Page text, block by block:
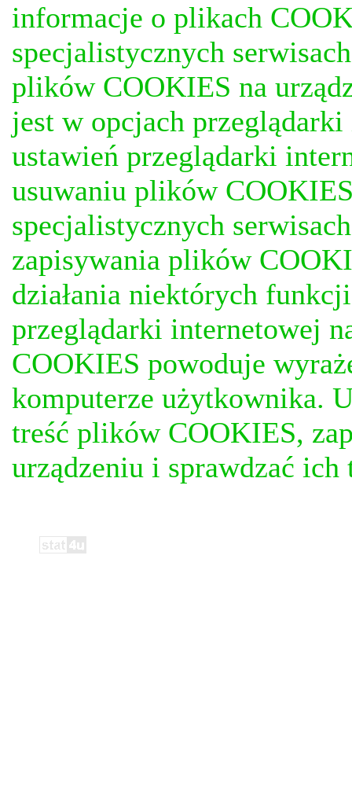
informacje o plikach
specjalistycznych
plików COOKIES na
jest w opcjach
ustawień przeglądarki
usuwaniu plików
specjalistycznych
zapisywania plików
działania niektórych
przeglądarki internetowej
COOKIES powoduje
komputerze użytkownika.
treść plików COOKIES,
urządzeniu i sprawdzać ich